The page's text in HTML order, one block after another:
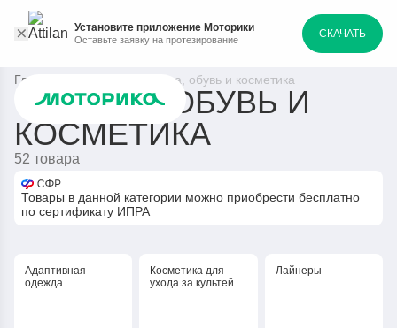
Установите приложение Моторики
Оставьте заявку на протезирование СКАЧАТЬ
Главная Одежда, обувь и косметика
ОДЕЖДА, ОБУВЬ И
КОСМЕТИКА
52 товара
Товары в данной категории можно приобрести бесплатно
по сертификату ИПРА
Адаптивная
одежда
Косметика для
ухода за культей
Лайнеры